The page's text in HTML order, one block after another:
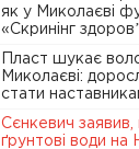
як у Миколаєві
«Скринінг
Пласт шукає
Миколаєві:
стати
Сєнкевич заявив,
ґрунтові води на